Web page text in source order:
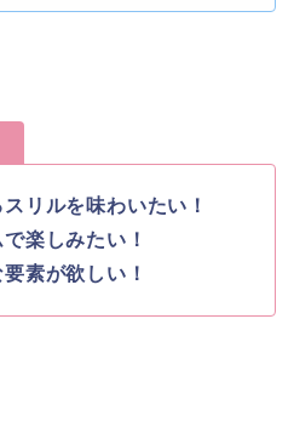
リルを味わいたい！
楽しみたい！
素が欲しい！